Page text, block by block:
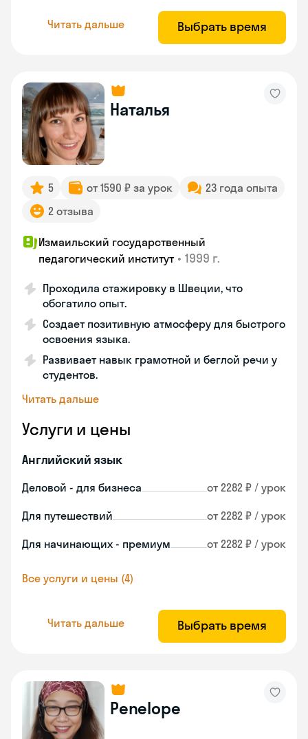
Читать дальше Выбрать время
Наталья
5 от 1590 ₽ за урок
23 года опыта
2 отзыва
Измаильский государственный
педагогический институт • 1999 г.
Проходила стажировку в Швеции, что
обогатило опыт.
Создает позитивную атмосферу для быстрого
освоения языка.
Развивает навык грамотной и беглой речи у
студентов.
Читать дальше
Услуги и цены
Английский язык
Деловой - для бизнеса от 2282 ₽ / урок
Для путешествий от 2282 ₽ / урок
Для начинающих - премиум от 2282 ₽ / урок
Все услуги и цены (4)
Читать дальше Выбрать время
Penelope